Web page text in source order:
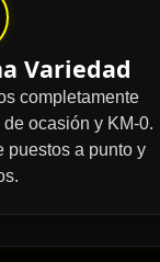
Variedad
completamente
de ocasión y KM-0.
puestos a punto y